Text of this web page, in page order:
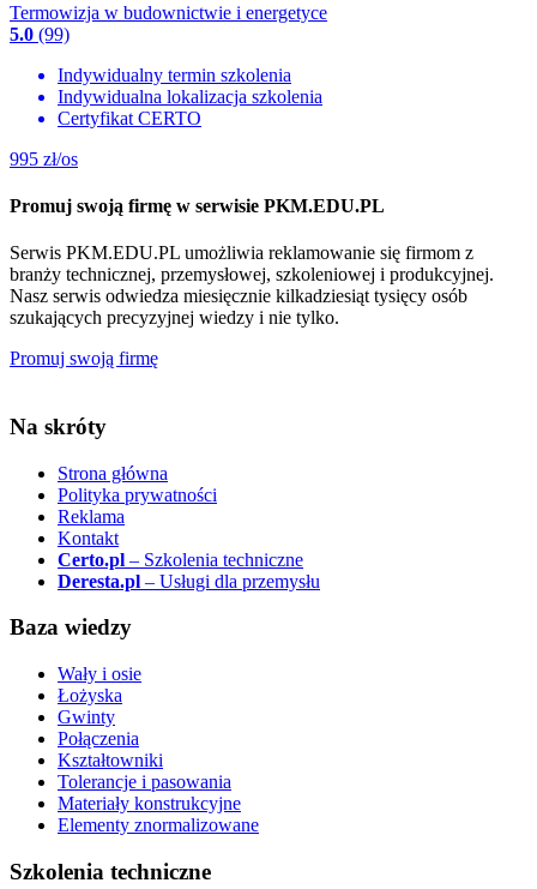
Termowizja w budownictwie i energetyce
5.0 (99)
Indywidualny termin szkolenia
Indywidualna lokalizacja szkolenia
Certyfikat CERTO
995 zł/os
Promuj swoją firmę w serwisie PKM.EDU.PL
Serwis PKM.EDU.PL umożliwia reklamowanie się firmom z
branży technicznej, przemysłowej, szkoleniowej i produkcyjnej.
Nasz serwis odwiedza miesięcznie kilkadziesiąt tysięcy osób
szukających precyzyjnej wiedzy i nie tylko.
Promuj swoją firmę
Na skróty
Strona główna
Polityka prywatności
Reklama
Kontakt
Certo.pl – Szkolenia techniczne
Deresta.pl – Usługi dla przemysłu
Baza wiedzy
Wały i osie
Łożyska
Gwinty
Połączenia
Kształtowniki
Tolerancje i pasowania
Materiały konstrukcyjne
Elementy znormalizowane
Szkolenia techniczne